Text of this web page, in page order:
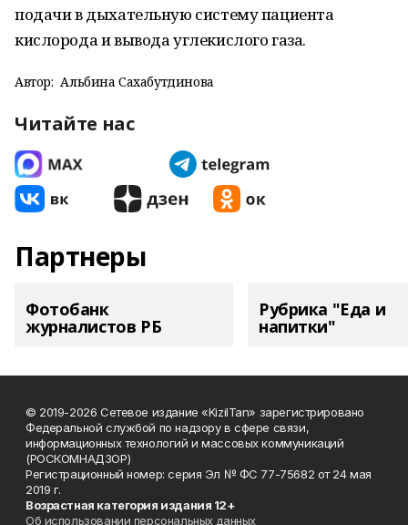
подачи в дыхательную систему пациента
кислорода и вывода углекислого газа.
Автор: Альбина Сахабутдинова
Читайте нас
Партнеры
Фотобанк
журналистов РБ
Рубрика "Еда и
напитки"
© 2019-2026 Сетевое издание «KizilTan» зарегистрировано
Федеральной службой по надзору в сфере связи,
информационных технологий и массовых коммуникаций
(РОСКОМНАДЗОР)
Регистрационный номер: серия Эл № ФС 77-75682 от 24 мая
2019 г.
Возрастная категория издания 12+
Об использовании персональных данных